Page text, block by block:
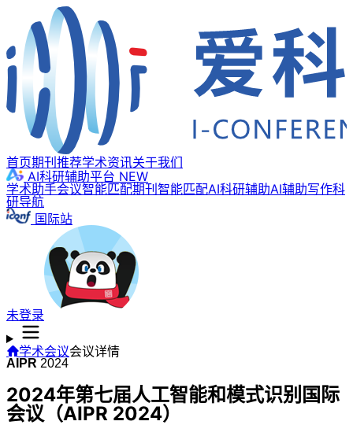
首页期刊推荐学术资讯关于我们
AI科研辅助平台 NEW
学术助手会议智能匹配期刊智能匹配AI科研辅助AI辅助写作科
研导航
国际站
未登录
学术会议会议详情
AIPR 2024
2024年第七届人工智能和模式识别国际
会议（AIPR 2024）